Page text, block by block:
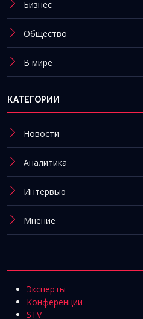
Бизнес
Общество
В мире
КАТЕГОРИИ
Новости
Аналитика
Интервью
Мнение
Эксперты
Конференции
STV